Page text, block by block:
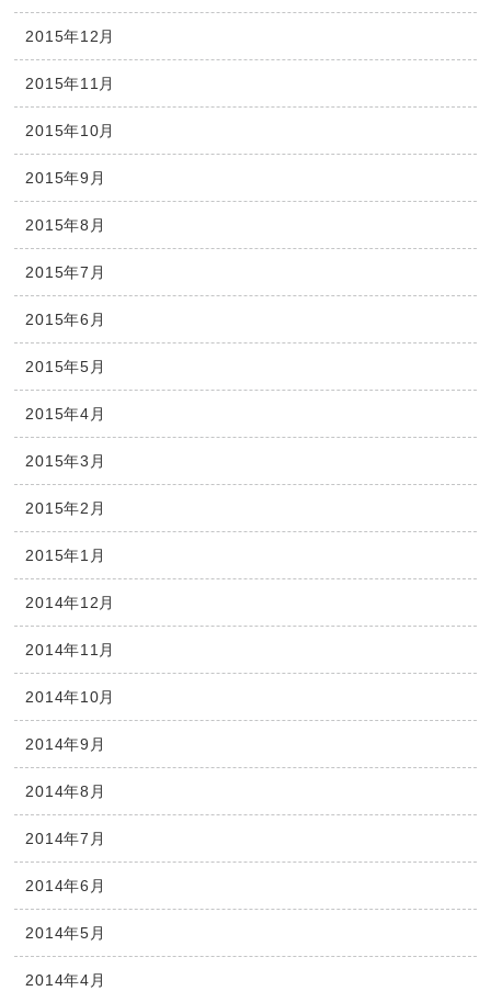
2015年12月
2015年11月
2015年10月
2015年9月
2015年8月
2015年7月
2015年6月
2015年5月
2015年4月
2015年3月
2015年2月
2015年1月
2014年12月
2014年11月
2014年10月
2014年9月
2014年8月
2014年7月
2014年6月
2014年5月
2014年4月